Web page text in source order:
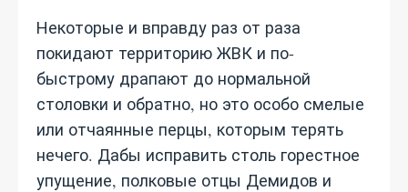
Некоторые и вправду раз от раза
покидают территорию ЖВК и по-
быстрому драпают до нормальной
столовки и обратно, но это особо смелые
или отчаянные перцы, которым терять
нечего. Дабы исправить столь горестное
упущение, полковые отцы Демидов и